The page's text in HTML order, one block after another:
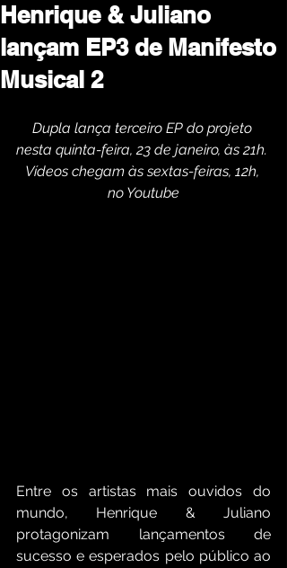
Henrique & Juliano
lançam EP3 de Manifesto
Musical 2
Dupla lança terceiro EP do projeto
nesta quinta-feira, 23 de janeiro, às 21h.
Vídeos chegam às sextas-feiras, 12h,
no Youtube
Entre os artistas mais ouvidos do
mundo, Henrique & Juliano
protagonizam lançamentos de
sucesso e esperados pelo público ao